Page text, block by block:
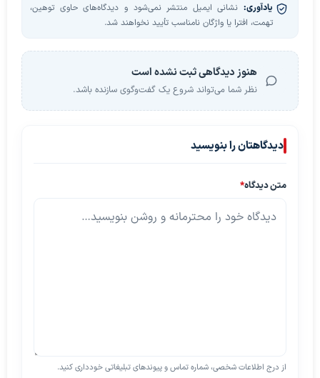
یادآوری: نشانی ایمیل منتشر نمی‌شود و دیدگاه‌های حاوی توهین،
تهمت، افترا یا واژگان نامناسب تأیید نخواهند شد.
هنوز دیدگاهی ثبت نشده است
نظر شما می‌تواند شروع یک گفت‌وگوی سازنده باشد.
دیدگاهتان را بنویسید
متن دیدگاه*
از درج اطلاعات شخصی، شماره تماس و پیوندهای تبلیغاتی خودداری کنید.